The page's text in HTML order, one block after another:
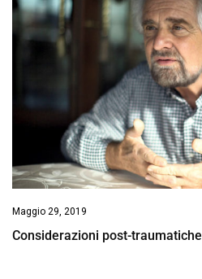
Maggio 29, 2019
Considerazioni post-traumatiche